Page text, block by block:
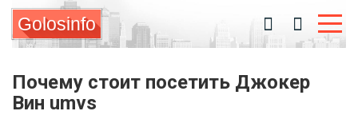
Golosinfo
Почему стоит посетить Джокер
Вин umvs